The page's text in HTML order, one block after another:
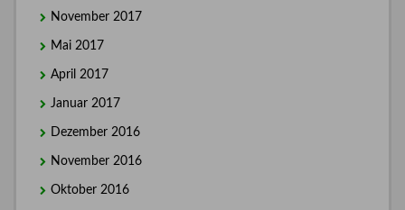
November 2017
Mai 2017
April 2017
Januar 2017
Dezember 2016
November 2016
Oktober 2016